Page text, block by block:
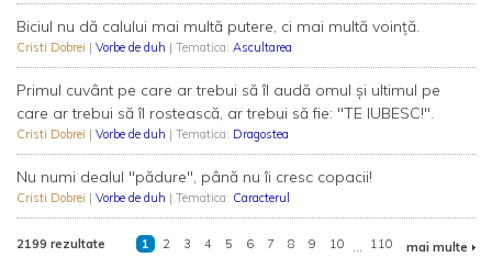
Biciul nu dă calului mai multă putere, ci mai multă voință.
Cristi Dobrei | Vorbe de duh | Tematica: Ascultarea
Primul cuvânt pe care ar trebui să îl audă omul și ultimul pe
care ar trebui să îl rostească, ar trebui să fie: "TE IUBESC!".
Cristi Dobrei | Vorbe de duh | Tematica: Dragostea
Nu numi dealul "pădure", până nu îi cresc copacii!
Cristi Dobrei | Vorbe de duh | Tematica: Caracterul
2199 rezultate 1 2 3 4 5 6 7 8 9 10 ... 110 mai multe